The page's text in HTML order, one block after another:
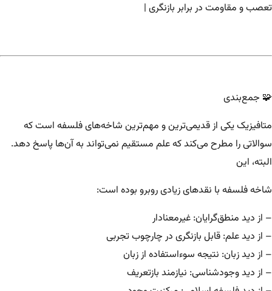
تعصب و مقاومت در برابر بازنگری |
🧩 جمع‌بندی
متافیزیک یکی از قدیمی‌ترین و مهم‌ترین شاخه‌های فلسفه است که
سوالاتی را مطرح می‌کند که علم مستقیم نمی‌تواند به آن‌ها پاسخ دهد.
البته، این
شاخه فلسفه با نقدهای زیادی روبرو بوده است:
– از دید منطق‌گرایان: غیرمعنادار
– از دید علم: قابل بازنگری در چارچوب تجربی
– از دید زبان: نتیجه سوءاستفاده از زبان
– از دید وجود‌شناسی: نیازمند بازتعریف